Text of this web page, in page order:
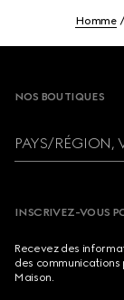
Homme
NOS BOUTIQUES
PAYS/RÉGION,
INSCRIVEZ-VOUS
Recevez des
des
Maison.